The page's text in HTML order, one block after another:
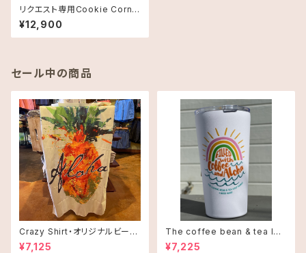
リクエスト専用Cookie Corne
r【クッキーコーナー】
¥12,900
セール中の商品
Crazy Shirt・オリジナルビーチ
タオル
¥7,125
The coffee bean & tea lea
f タンブラー 16oz(473ml)・C
¥7,225